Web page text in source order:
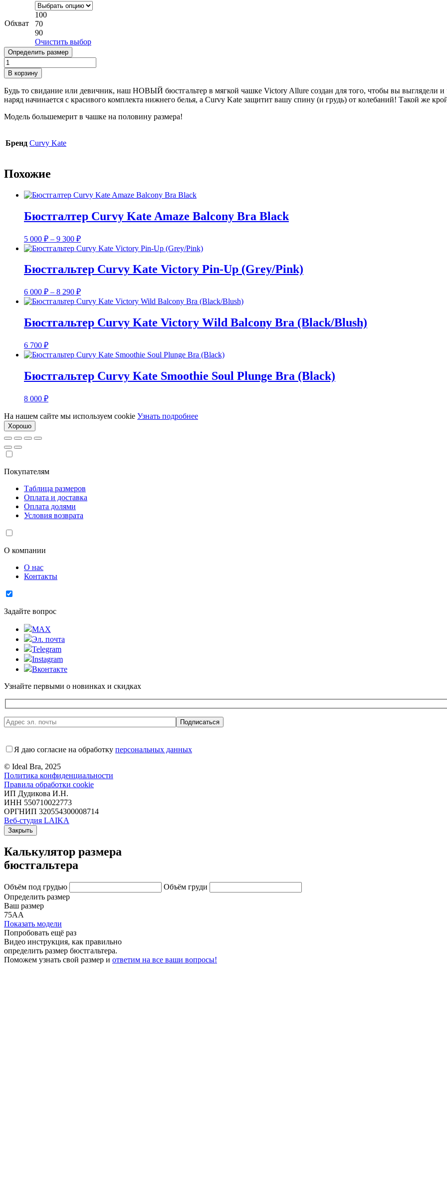
Обхват
100
70
90
Очистить выбор
Определить размер
Количество
товара
Бюстгальтер
Curvy
Kate
Victory
Allure
(Black/Blush)
В корзину
Будь то свидание или девичник, наш НОВЫЙ бюстгальтер в мягкой чашке Victory Allure создан для того, чтобы вы выглядели
наряд начинается с красивого комплекта нижнего белья, а Curvy Kate защитит вашу спину (и грудь) от колебаний! Такой же
Модель большемерит в чашке на половину размера!
Бренд Curvy Kate
Похожие
Бюстгалтер Curvy Kate Amaze Balcony Bra Black
5 000 ₽ – 9 300 ₽Диапазон
цен:
5
000 ₽
–
300 ₽
Бюстгальтер Curvy Kate Victory Pin-Up (Grey/Pink)
6 000 ₽ – 8 290 ₽Диапазон
цен:
6
000 ₽
–
Бюстгальтер Curvy Kate Victory Wild Balcony Bra (Black/Blush)
6 700 ₽
Бюстгальтер Curvy Kate Smoothie Soul Plunge Bra (Black)
8 000 ₽
На нашем сайте мы используем cookie Узнать подробнее
Хорошо
Покупателям
Таблица размеров
Оплата и доставка
Оплата долями
Условия возврата
О компании
О нас
Контакты
Задайте вопрос
MAX
Эл. почта
Telegram
Instagram
Вконтакте
Узнайте первыми о новинках и скидках
Я даю согласие на обработку персональных данных
© Ideal Bra, 2025
Политика конфиденциальности
Правила обработки cookie
ИП Дудикова И.Н.
ИНН 550710022773
ОРГНИП 320554300008714
Веб-студия LAIKA
Закрыть
Калькулятор размера
бюстгальтера
Объём под грудью
Объём груди
Определить размер
Ваш размер
75АА
Показать модели
Попробовать ещё раз
Видео инструкция, как правильно
определить размер бюстгальтера.
Поможем узнать свой размер и ответим на все ваши вопросы!